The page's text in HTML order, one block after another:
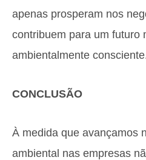
apenas prosperam nos
contribuem para um futuro
ambientalmente
CONCLUSÃO
À medida que avançamos
ambiental nas empresas